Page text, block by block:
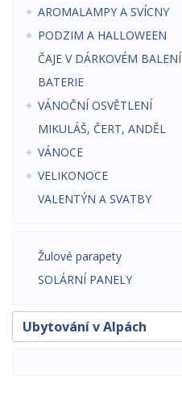
AROMALAMPY A SVÍCNY
PODZIM A HALLOWEEN
ČAJE V DÁRKOVÉM BALENÍ
BATERIE
VÁNOČNÍ OSVĚTLENÍ
MIKULÁŠ, ČERT, ANDĚL
VÁNOCE
VELIKONOCE
VALENTÝN A SVATBY
Žulové parapety
SOLÁRNÍ PANELY
Ubytování v Alpách